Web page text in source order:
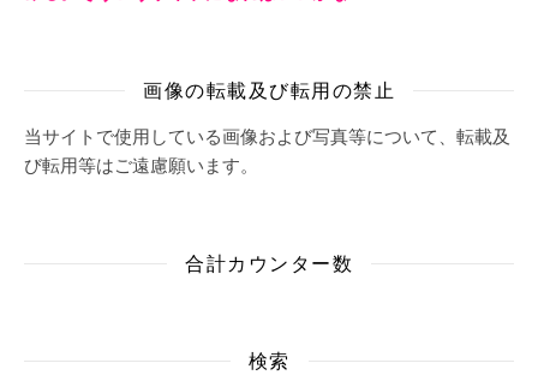
画像の転載及び転用の禁止
当サイトで使用している画像および写真等について、転載及
び転用等はご遠慮願います。
合計カウンター数
検索